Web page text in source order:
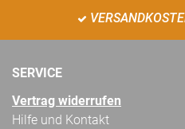
SERVICE
Vertrag widerrufen
Hilfe und Kontakt